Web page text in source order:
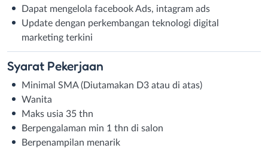
Dapat mengelola facebook Ads, intagram ads
Update dengan perkembangan teknologi digital
marketing terkini
Syarat Pekerjaan
Minimal SMA (Diutamakan D3 atau di atas)
Wanita
Maks usia 35 thn
Berpengalaman min 1 thn di salon
Berpenampilan menarik